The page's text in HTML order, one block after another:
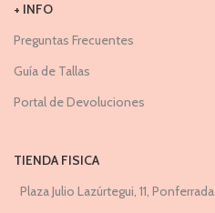
+ INFO
Preguntas Frecuentes
Guía de Tallas
Portal de Devoluciones
TIENDA FISICA
Plaza Julio Lazúrtegui, 11, Ponferrada